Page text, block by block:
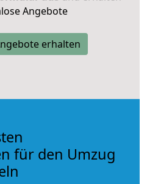
Angebote
erhalten
für den Umzug